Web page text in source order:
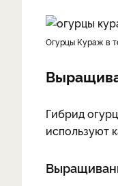
Огурцы Кураж в
Гибрид
используют